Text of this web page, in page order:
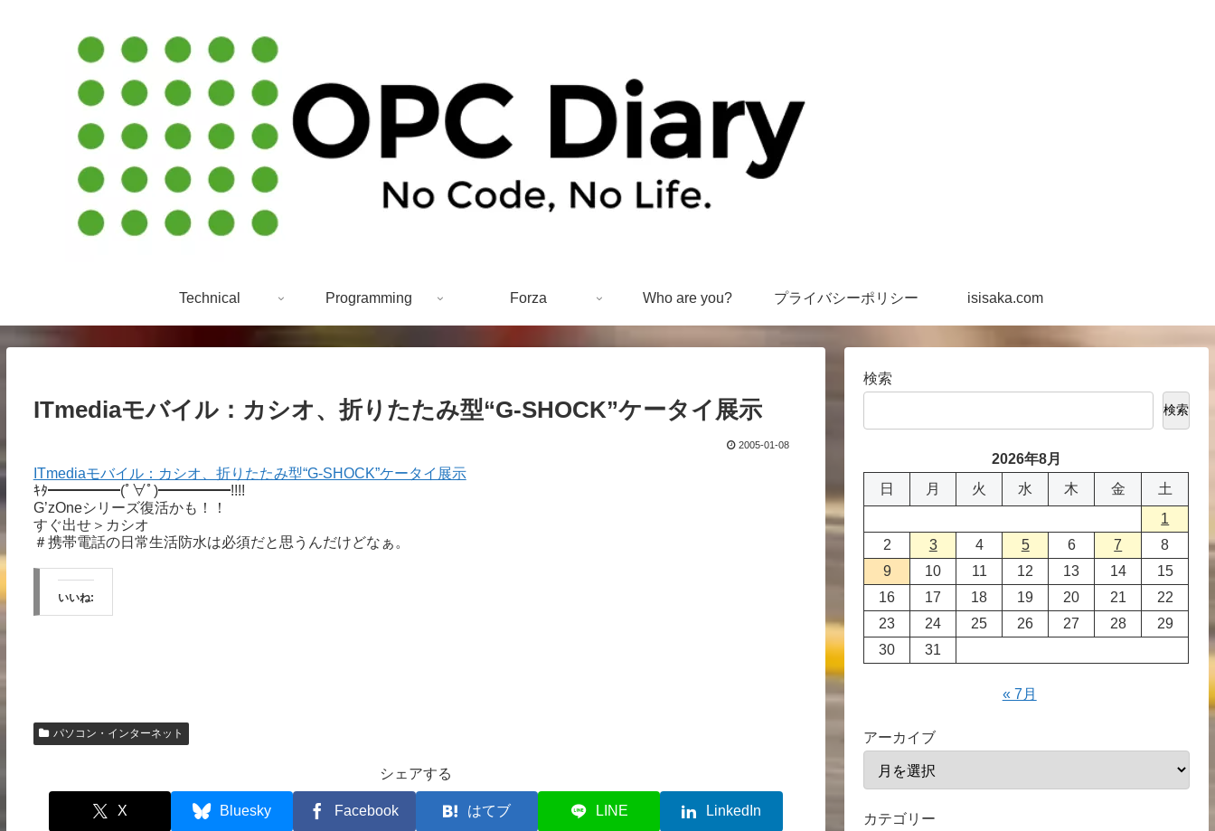
Technical Programming Forza Who are you? プライバシーポリシー isisaka.com
ITmediaモバイル：カシオ、折りたたみ型“G-SHOCK”ケータイ展示
2005-01-08
ITmediaモバイル：カシオ、折りたたみ型“G-SHOCK”ケータイ展示
ｷﾀ━━━━━(ﾟ∀ﾟ)━━━━━!!!!
G’zOneシリーズ復活かも！！
すぐ出せ＞カシオ
＃携帯電話の日常生活防水は必須だと思うんだけどなぁ。
いいね:
パソコン・インターネット
シェアする
X Bluesky Facebook はてブ LINE LinkedIn
検索
検索
2026年8月
日
月 火 水 木 金
土
1
2
3 4 5 6 7
8
9
10 11 12 13 14
15
16
17 18 19 20 21
22
23
24 25 26 27 28
29
30
31
« 7月
アーカイブ
カテゴリー